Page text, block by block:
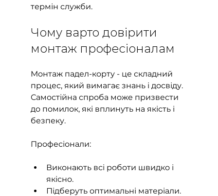
термін служби.
Чому варто довірити
монтаж професіоналам
Монтаж падел-корту - це складний
процес, який вимагає знань і досвіду.
Самостійна спроба може призвести
до помилок, які вплинуть на якість і
безпеку.
Професіонали:
Виконають всі роботи швидко і
якісно.
Підберуть оптимальні матеріали.